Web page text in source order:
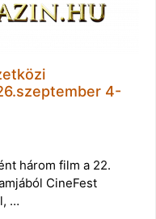
4-
három film a 22.
CineFest
…